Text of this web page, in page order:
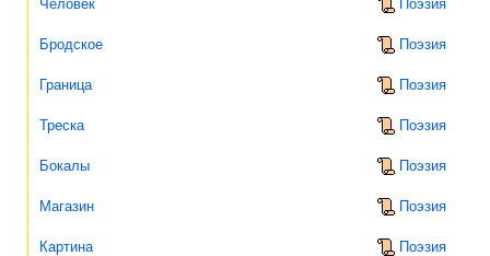
Человек Поэзия
Бродское Поэзия
Граница Поэзия
Треска Поэзия
Бокалы Поэзия
Магазин Поэзия
Картина Поэзия